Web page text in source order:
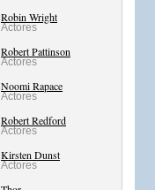
Robin Wright
Actores
Robert Pattinson
Actores
Noomi Rapace
Actores
Robert Redford
Actores
Kirsten Dunst
Actores